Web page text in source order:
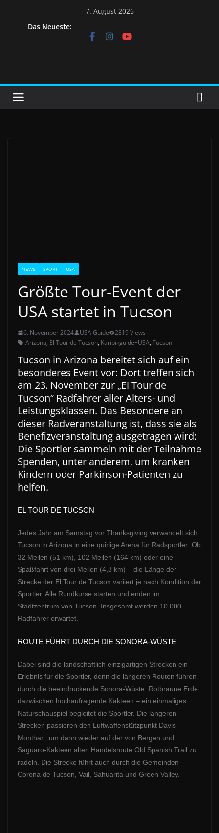
7. August 2026
Das Neueste:
NEWS SPORT USA
Größte Tour-Event der
USA startet in Tucson
6. November 2024 USA Guide
2819 Views
Arizona, El Tour de Tucson, Karibikguide+USA, Tucson
Tucson in Arizona bereitet sich auf ein
besonderes Event vor: Dort treffen sich
am 23. November zur „El Tour de
Tucson“ Radfahrer aller Alters- und
Leistungsklassen. Das Besondere an
dieser Radveranstaltung ist, dass sie als
Benefizveranstaltung ausgetragen wird:
Die Sportler sammeln mit der Teilnahme
Spenden, unter anderem, um kranken
Kindern oder Parkinson-Patienten zu
helfen.
EL TOUR DE TUCSON
Jedes Jahr am Samstag vor Thanksgiving verwandelt sich
Tucson in Arizona in eine quirlige Arena für Radsportler: Ob
32 Meilen (51 km), 102 Meilen (164 km) oder eine
Spaßfahrt von drei Meilen (4,8 km) – die Länge der
Strecke der El Tour de Tucson variiert je nach Kondition der
Sportler. Alle Rundkurse starten und enden im
Stadtzentrum von Tucson. Insgesamt werden 10.000
Radfahrer erwartet.
ROUTE FÜHRT DURCH DIE SONORA-WÜSTE
Dabei sind die landschaftlich einzigartigen Strecken ein
Erlebnis für die Sportler, denn die längeren Routen führen
durch die beeindruckende Sonora-Wüste. Rotbraune Erde,
dazwischen hochaufragende Kakteen – ein einmaliges
Naturschauspiel begleitet die Sportler. Die längeren
Strecken passieren den Luftwaffenstützpunkt Davis
Monthan, um dann wieder auf der von Bergen und
Saguaro-Kakteen alten Handelsroute Old Spanish Trail zu
radeln. Die Strecke führt auch durch die Gemeinden
Corona de Tucson, Vail, Sahuarita und Green Valley.